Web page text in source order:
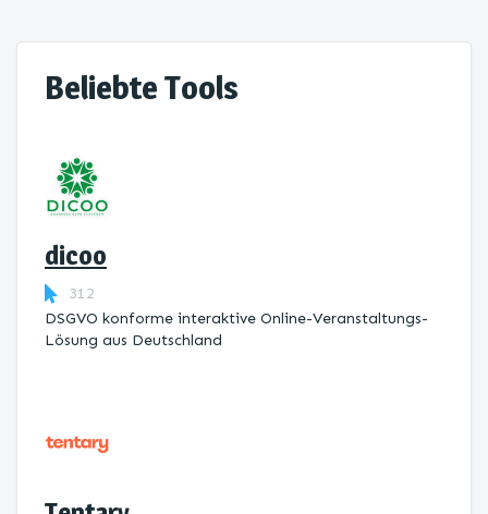
Beliebte Tools
dicoo
312
DSGVO konforme interaktive Online-Veranstaltungs-
Lösung aus Deutschland